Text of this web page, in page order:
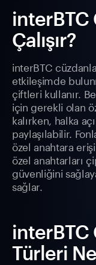
interBTC
Çalışır?
interBTC
etkileşimde
çiftleri kullanır.
için gerekli olan
kalırken, halka
paylaşılabilir.
özel anahtara
özel anahtarları
güvenliğini
sağlar.
interBTC
Türleri